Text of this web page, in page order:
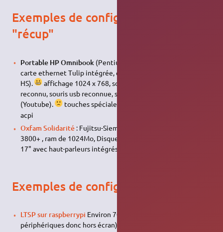
Exemples de configurations
"récup"
Portable HP Omnibook (Pentium II 600 Mhz, 64 Mo ram,
carte ethernet Tulip intégrée, carte son ESS tech, batterie
HS).
affichage 1024 x 768, son fonctionnel, trackpad
reconnu, souris usb reconnue, streaming video fluide
(Youtube).
touches spéciales inactives, pas d'arrêt par
acpi
Oxfam Solidarité: Fujitsu-Siemens E5616 AMD Dual Core
3800+ , ram de 1024Mo, Disque dur de 80Go, écran plat de
17" avec haut-parleurs intégrés, Ubuntu 12.04 LTS.
Exemples de configurations "neuf"
LTSP sur raspberrypi Environ 70€ le kit officiel (sans
périphériques donc hors écran)